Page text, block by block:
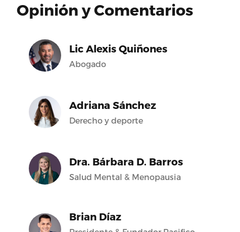
Opinión y Comentarios
Lic Alexis Quiñones
Abogado
Adriana Sánchez
Derecho y deporte
Dra. Bárbara D. Barros
Salud Mental & Menopausia
Brian Díaz